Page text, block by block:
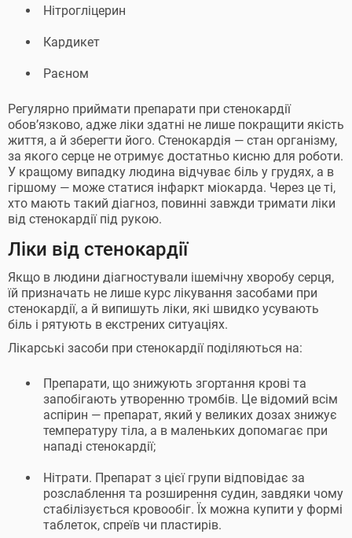
Нітрогліцерин
Кардикет
Раєном
Регулярно приймати препарати при стенокардії
обов’язково, адже ліки здатні не лише покращити якість
життя, а й зберегти його. Стенокардія — стан організму,
за якого серце не отримує достатньо кисню для роботи.
У кращому випадку людина відчуває біль у грудях, а в
гіршому — може статися інфаркт міокарда. Через це ті,
хто мають такий діагноз, повинні завжди тримати ліки
від стенокардії під рукою.
Ліки від стенокардії
Якщо в людини діагностували ішемічну хворобу серця,
їй призначать не лише курс лікування засобами при
стенокардії, а й випишуть ліки, які швидко усувають
біль і рятують в екстрених ситуаціях.
Лікарські засоби при стенокардії поділяються на:
Препарати, що знижують згортання крові та
запобігають утворенню тромбів. Це відомий всім
аспірин — препарат, який у великих дозах знижує
температуру тіла, а в маленьких допомагає при
нападі стенокардії;
Нітрати. Препарат з цієї групи відповідає за
розслаблення та розширення судин, завдяки чому
стабілізується кровообіг. Їх можна купити у формі
таблеток, спреїв чи пластирів.